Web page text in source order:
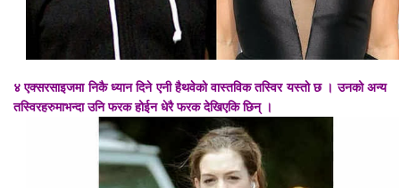
४ एक्सरसाइजमा निकै ध्यान दिने एनी हैथवेको वास्तविक तस्विर यस्तो छ । उनको अन्य
तस्विरहरुमाभन्दा उनि फरक होईन धेरै फरक देखिएकि छिन् ।